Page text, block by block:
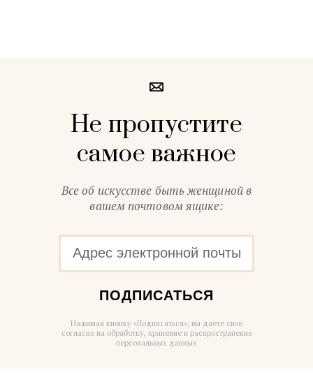
Не пропустите
самое важное
Все об искусстве быть женщиной в
вашем почтовом ящике:
ПОДПИСАТЬСЯ
Нажимая кнопку «Подписаться», вы даете свое
согласие на обработку, хранение и распространение
персональных данных